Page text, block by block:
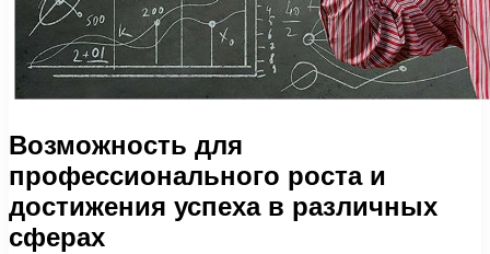
Возможность для
профессионального роста и
достижения успеха в различных
сферах